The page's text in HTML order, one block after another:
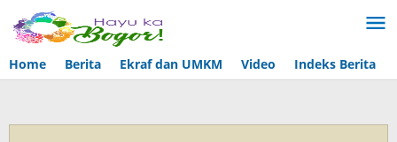
Lewati
ke
konten
Home
Berita Ekraf dan UMKM Video Indeks Berita